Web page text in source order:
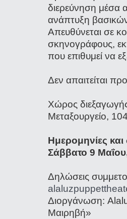
διερεύνηση μέσα
ανάπτυξη
Απευθύνεται σε
σκηνογράφους,
που επιθυμεί να
Δεν απαιτείται
Χώρος
Μεταξουργείο,
Ημερομηνίες
Σάββατο 9
Δηλώσεις
Διοργάνωση:
Μαιρηβή»